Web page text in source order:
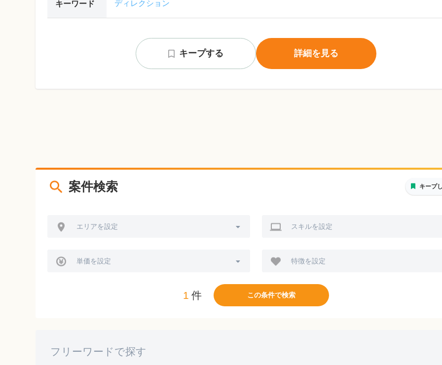
キーワード ディレクション
キープする 詳細を見る
案件検索 キープ
エリアを設定 スキルを設定
単価を設定 特徴を設定
1 件 この条件で検索